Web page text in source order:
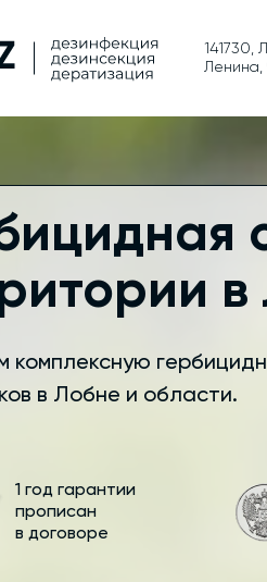
141730,
Ленина,
комплексную
в Лобне и области.
1 год гарантии
прописан
в договоре